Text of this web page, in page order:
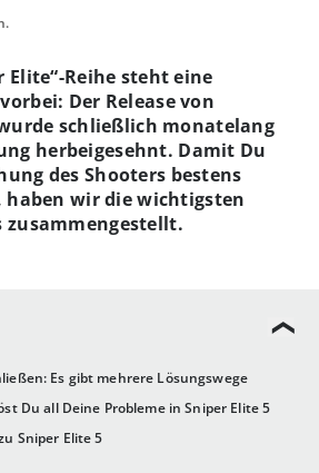
Es gibt mehrere Lösungswege
Du all Deine Probleme in Sniper Elite 5
Sniper Elite 5
Elite“-Reihe steht eine
Der Release von
schließlich monatelang
herbeigesehnt. Damit Du
des Shooters bestens
wir die wichtigsten
zusammengestellt.